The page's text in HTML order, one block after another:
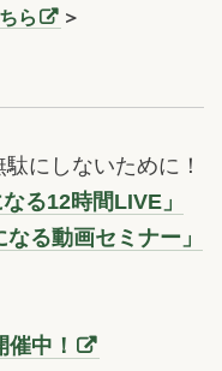
ら ＞
にしないために！
る12時間LIVE」
る動画セミナー」
中！